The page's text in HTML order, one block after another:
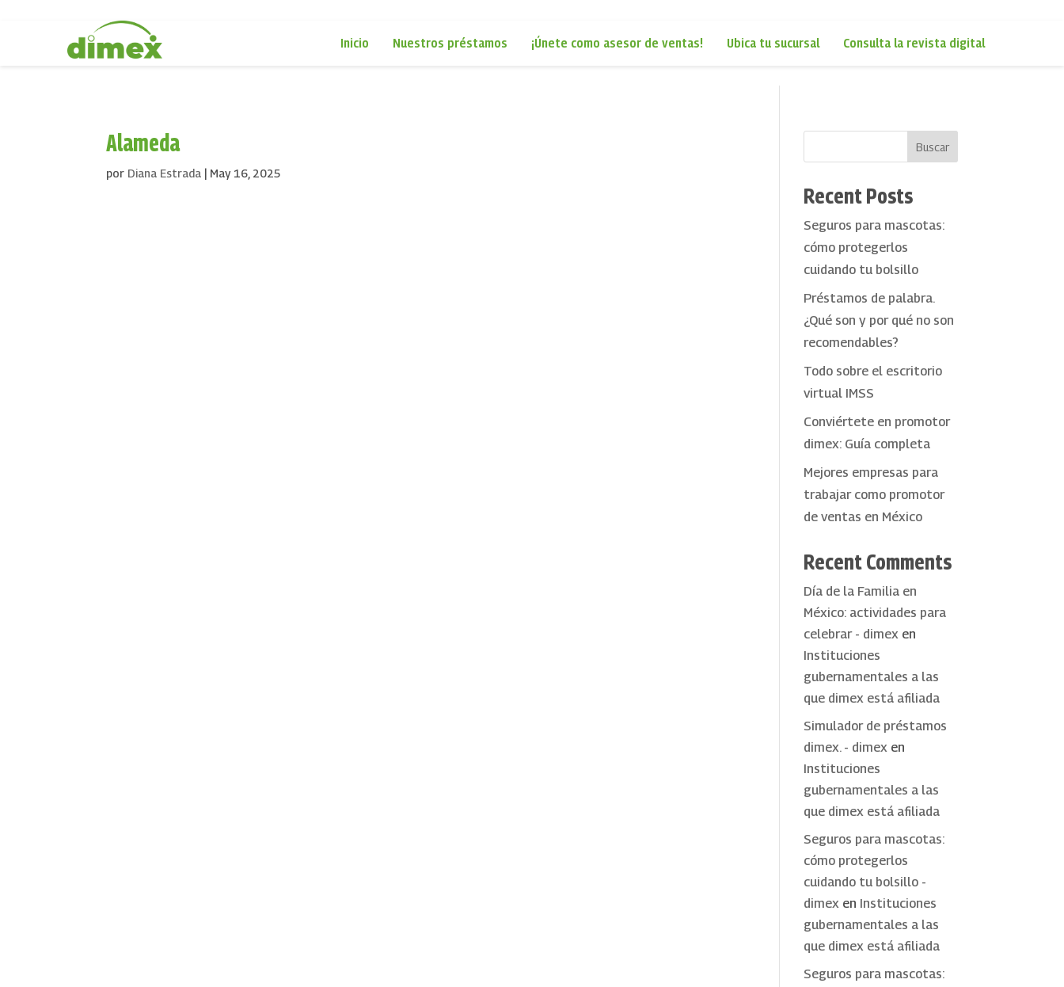
Inicio Nuestros préstamos ¡Únete como asesor de ventas! Ubica tu sucursal Consulta la revista digital
Alameda
por Diana Estrada | May 16, 2025
Buscar
Recent Posts
Seguros para mascotas:
cómo protegerlos
cuidando tu bolsillo
Préstamos de palabra.
¿Qué son y por qué no son
recomendables?
Todo sobre el escritorio
virtual IMSS
Conviértete en promotor
dimex: Guía completa
Mejores empresas para
trabajar como promotor
de ventas en México
Recent Comments
Día de la Familia en
México: actividades para
celebrar - dimex en
Instituciones
gubernamentales a las
que dimex está afiliada
Simulador de préstamos
dimex. - dimex en
Instituciones
gubernamentales a las
que dimex está afiliada
Seguros para mascotas:
cómo protegerlos
cuidando tu bolsillo -
dimex en Instituciones
gubernamentales a las
que dimex está afiliada
Seguros para mascotas: